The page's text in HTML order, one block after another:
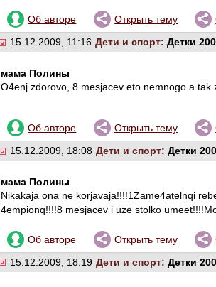
Об авторе Открыть тему
15.12.2009, 11:16 Дети и спорт:Детки
мама Полины
O4enj zdorovo, 8 mesjacev eto nemnogo a
Об авторе Открыть тему
15.12.2009, 18:08 Дети и спорт:Детки
мама Полины
Nikakaja ona ne korjavaja!!!!1Zame4atelnqi
4empionq!!!!8 mesjacev i uze stolko
Об авторе Открыть тему
15.12.2009, 18:19 Дети и спорт:Детки